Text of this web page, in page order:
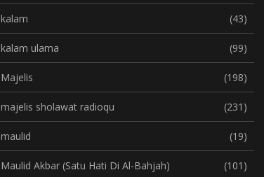
kalam (43)
kalam ulama (99)
Majelis (198)
majelis sholawat radioqu (231)
maulid (19)
Maulid Akbar (Satu Hati Di Al-Bahjah) (101)